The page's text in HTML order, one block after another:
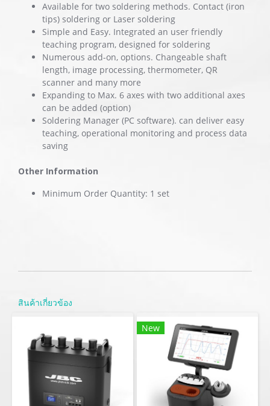
Available for two soldering methods. Contact (iron
tips) soldering or Laser soldering
Simple and Easy. Integrated an user friendly
teaching program, designed for soldering
Numerous add-on, options. Changeable shaft
length, image processing, thermometer, QR
scanner and many more
Expanding to Max. 6 axes with two additional axes
can be added (option)
Soldering Manager (PC software). can deliver easy
teaching, operational monitoring and process data
saving
Other Information
Minimum Order Quantity: 1 set
สินค้าเกี่ยวข้อง
New